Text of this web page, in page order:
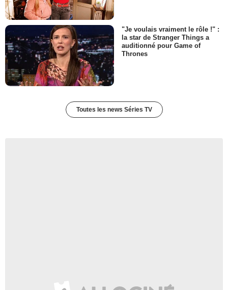
"Je voulais vraiment le rôle !" :
la star de Stranger Things a
auditionné pour Game of
Thrones
Toutes les news Séries TV